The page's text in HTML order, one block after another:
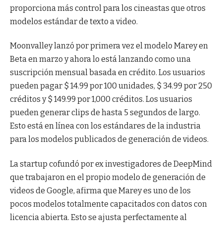
proporciona más control para los cineastas que otros
modelos estándar de texto a video.
Moonvalley lanzó por primera vez el modelo Marey en
Beta en marzo y ahora lo está lanzando como una
suscripción mensual basada en crédito. Los usuarios
pueden pagar $ 14.99 por 100 unidades, $ 34.99 por 250
créditos y $ 149.99 por 1,000 créditos. Los usuarios
pueden generar clips de hasta 5 segundos de largo.
Esto está en línea con los estándares de la industria
para los modelos publicados de generación de videos.
La startup cofundó por ex investigadores de DeepMind
que trabajaron en el propio modelo de generación de
videos de Google, afirma que Marey es uno de los
pocos modelos totalmente capacitados con datos con
licencia abierta. Esto se ajusta perfectamente al